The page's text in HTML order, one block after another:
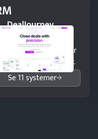
DealJourney
salg med et
overblik over
og opfølgninger.
Se 11 systemer